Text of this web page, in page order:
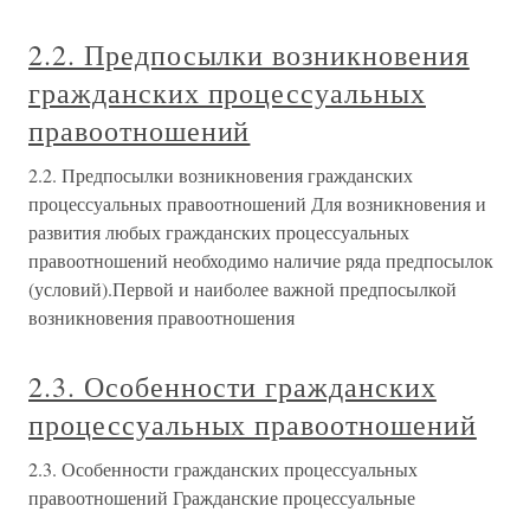
2.2. Предпосылки возникновения
гражданских процессуальных
правоотношений
2.2. Предпосылки возникновения гражданских
процессуальных правоотношений Для возникновения и
развития любых гражданских процессуальных
правоотношений необходимо наличие ряда предпосылок
(условий).Первой и наиболее важной предпосылкой
возникновения правоотношения
2.3. Особенности гражданских
процессуальных правоотношений
2.3. Особенности гражданских процессуальных
правоотношений Гражданские процессуальные